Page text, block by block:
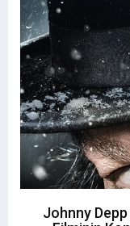
Johnny Depp